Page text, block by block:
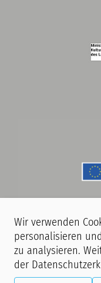
Hinweis: Während unserer
Wir verwenden
personalisieren
zu analysieren.
der